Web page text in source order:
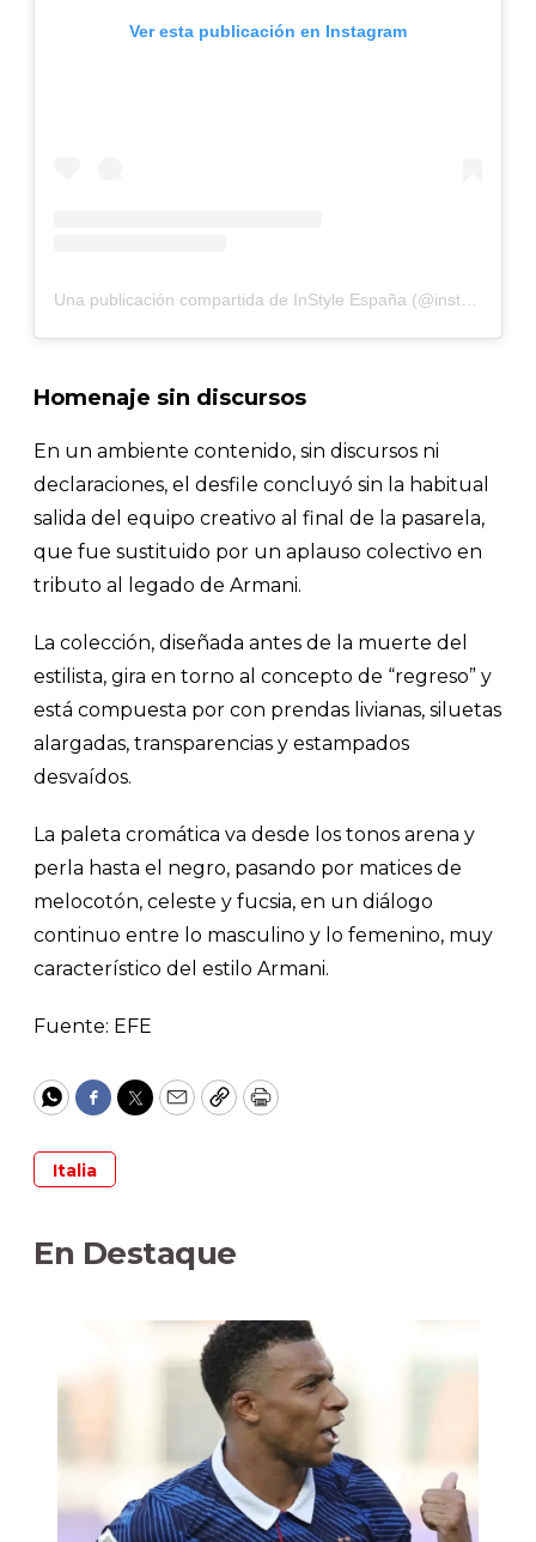
Ver esta publicación en Instagram
Homenaje sin discursos
En un ambiente contenido, sin discursos ni
declaraciones, el desfile concluyó sin la habitual
salida del equipo creativo al final de la pasarela,
que fue sustituido por un aplauso colectivo en
tributo al legado de Armani.
La colección, diseñada antes de la muerte del
estilista, gira en torno al concepto de “regreso” y
está compuesta por con prendas livianas, siluetas
alargadas, transparencias y estampados
desvaídos.
La paleta cromática va desde los tonos arena y
perla hasta el negro, pasando por matices de
melocotón, celeste y fucsia, en un diálogo
continuo entre lo masculino y lo femenino, muy
característico del estilo Armani.
Fuente: EFE
WhatsApp
Facebook
Twitter
EmailCopyPrint
Italia
En Destaque